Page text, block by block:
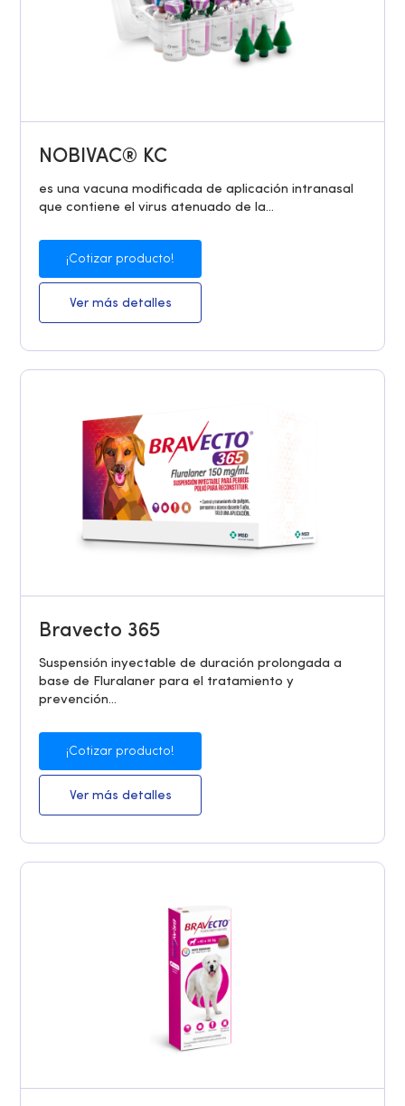
NOBIVAC® KC
es una vacuna modificada de aplicación intranasal
que contiene el virus atenuado de la...
¡Cotizar producto!
Ver más detalles
Bravecto 365
Suspensión inyectable de duración prolongada a
base de Fluralaner para el tratamiento y
prevención...
¡Cotizar producto!
Ver más detalles